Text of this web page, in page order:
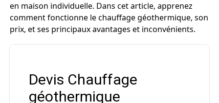
en maison individuelle. Dans cet article, apprenez
comment fonctionne le chauffage géothermique, son
prix, et ses principaux avantages et inconvénients.
Devis Chauffage
géothermique